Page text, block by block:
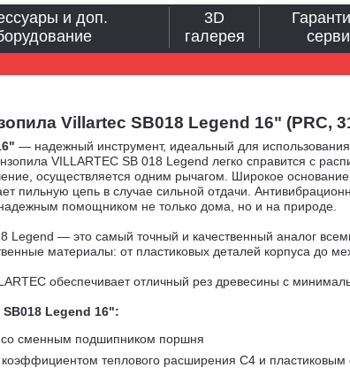
Villartec SB018 Legend 16" (PRC,
— надежный инструмент, идеальный для
VILLARTEC SB 018 Legend легко справится с
осуществляется одним рычагом. Широкое основание
пильную цепь в случае сильной отдачи.
надежным помощником не только дома, но и на природе.
Legend — это самый точный и качественный аналог
материалы: от пластиковых деталей корпуса до
обеспечивает отличный рез древесины с
Legend 16":
со сменным подшипником поршня
коэффициентом теплового расширения C4 и пластиковым
и доп.
3D
галерея